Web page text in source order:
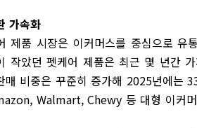
가속화
제품 시장은 이커머스를 중심으로 유
작았던 펫케어 제품은 최근 몇 년간
매 비중은 꾸준히 증가해 2025년에는
Walmart, Chewy 등 대형 이커